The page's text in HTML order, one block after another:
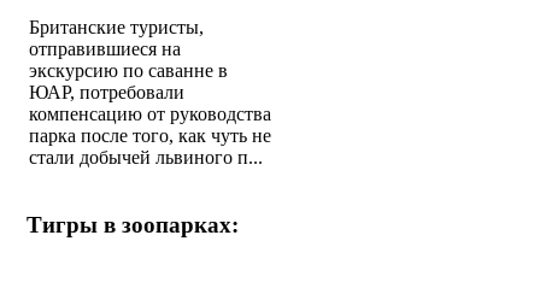
Британские туристы,
отправившиеся на
экскурсию по саванне в
ЮАР, потребовали
компенсацию от руководства
парка после того, как чуть не
стали добычей львиного п...
Тигры в зоопарках: